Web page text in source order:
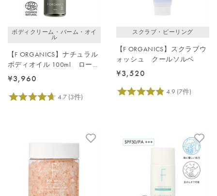
レビューが多い順
ボディクリーム・バーム・オイ
ル
【F ORGANICS】ナチュラル
ボディオイル 100ml ローズ
＆シダーウッド
¥3,960
スクラブ・ピーリング
【F ORGANICS】スクラブウ
ォッシュ クールソルベ
¥3,520